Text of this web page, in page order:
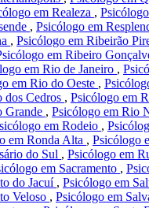
em Realeza ,
, Psicólogo em
, Psicólogo em Ribeirão
em Ribeiro
em Rio de Janeiro ,
em Rio do Oeste ,
dos Cedros , Psicólogo em
Grande , Psicólogo em Rio
em Rodeio ,
em Ronda Alta , Psicólogo
do Sul , Psicólogo em
em Sacramento ,
do Jacuí , Psicólogo em
Veloso , Psicólogo em